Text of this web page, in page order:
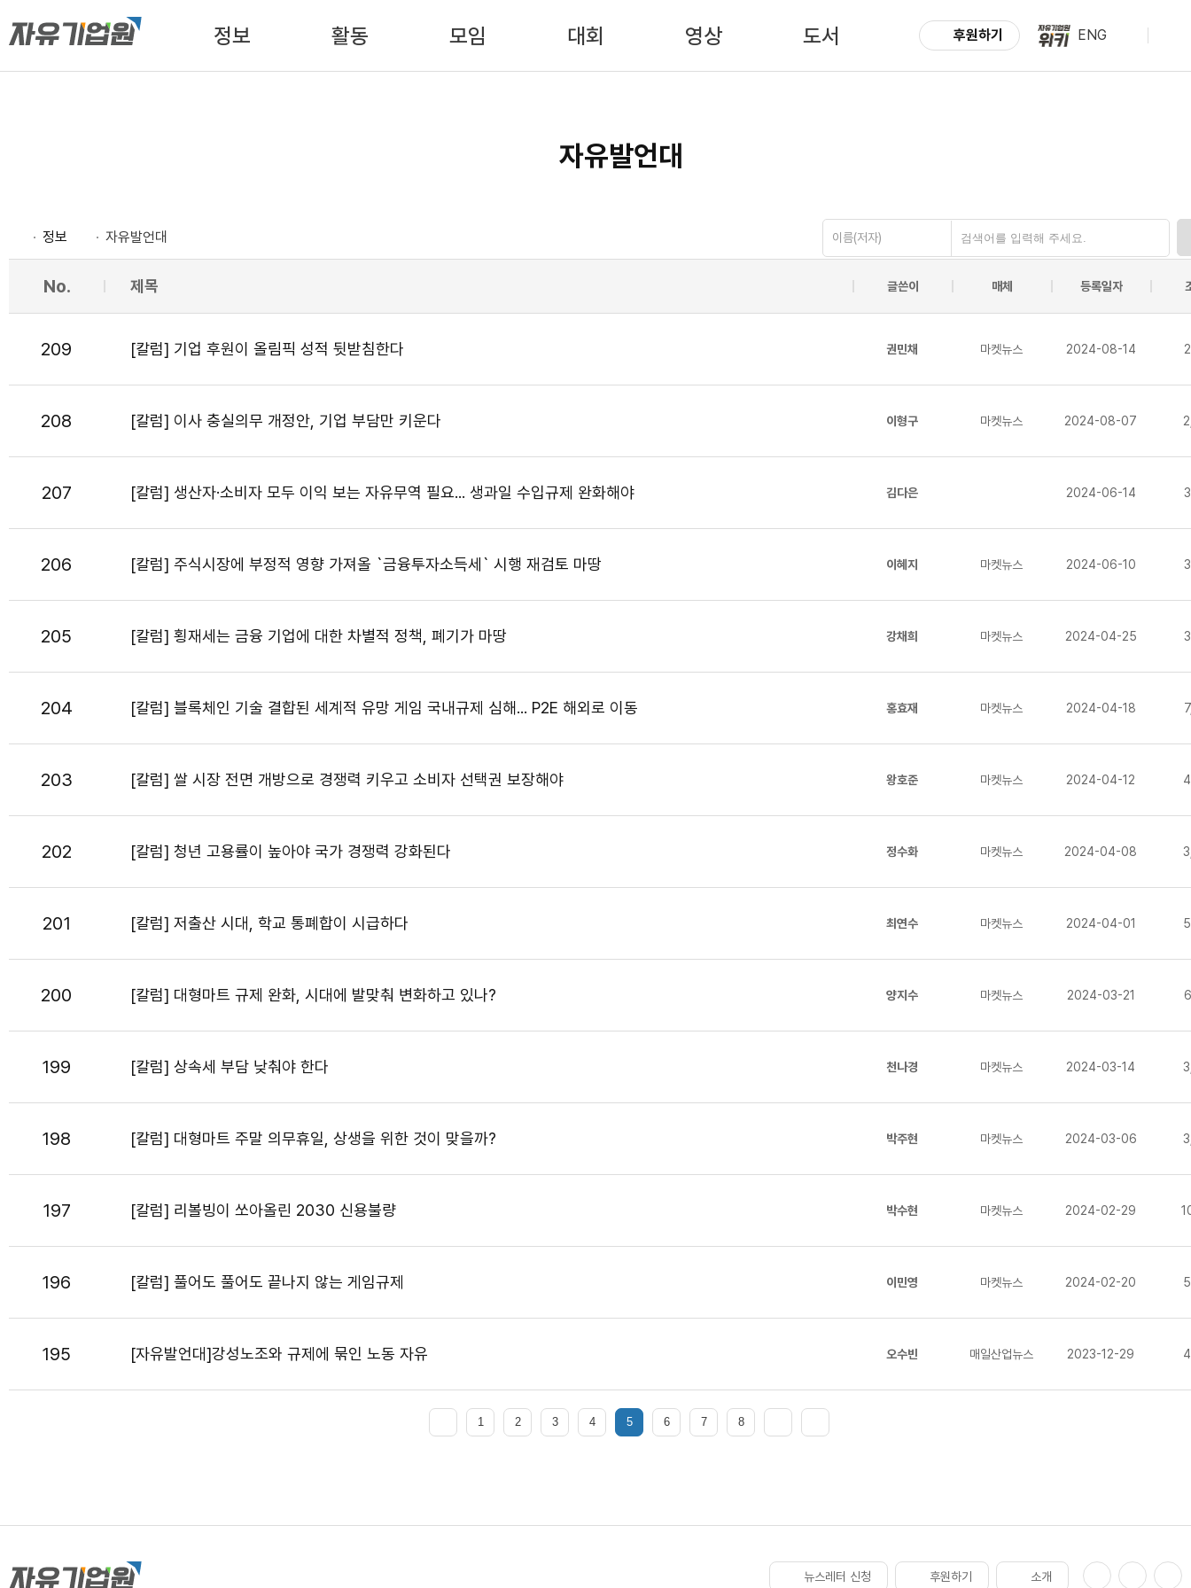
정보 활동 모임 대회 영상 도서 후원하기 ENG
자유발언대
정보 자유발언대 이름(저자)
No. 제목 글쓴이 매체 등록일자
209 [칼럼] 기업 후원이 올림픽 성적 뒷받침한다 권민채 마켓뉴스 2024-08-14
208 [칼럼] 이사 충실의무 개정안, 기업 부담만 키운다 이형구 마켓뉴스 2024-08-07
207 [칼럼] 생산자·소비자 모두 이익 보는 자유무역 필요... 생과일 수입규제 완화해야 김다은 2024-06-14
206 [칼럼] 주식시장에 부정적 영향 가져올 `금융투자소득세` 시행 재검토 마땅 이혜지 마켓뉴스 2024-06-10
205 [칼럼] 횡재세는 금융 기업에 대한 차별적 정책, 폐기가 마땅 강채희 마켓뉴스 2024-04-25
204 [칼럼] 블록체인 기술 결합된 세계적 유망 게임 국내규제 심해... P2E 해외로 이동 홍효재 마켓뉴스 2024-04-18
203 [칼럼] 쌀 시장 전면 개방으로 경쟁력 키우고 소비자 선택권 보장해야 왕호준 마켓뉴스 2024-04-12
202 [칼럼] 청년 고용률이 높아야 국가 경쟁력 강화된다 정수화 마켓뉴스 2024-04-08
201 [칼럼] 저출산 시대, 학교 통폐합이 시급하다 최연수 마켓뉴스 2024-04-01
200 [칼럼] 대형마트 규제 완화, 시대에 발맞춰 변화하고 있나? 양지수 마켓뉴스 2024-03-21
199 [칼럼] 상속세 부담 낮춰야 한다 천나경 마켓뉴스 2024-03-14
198 [칼럼] 대형마트 주말 의무휴일, 상생을 위한 것이 맞을까? 박주현 마켓뉴스 2024-03-06
197 [칼럼] 리볼빙이 쏘아올린 2030 신용불량 박수현 마켓뉴스 2024-02-29
196 [칼럼] 풀어도 풀어도 끝나지 않는 게임규제 이민영 마켓뉴스 2024-02-20
195 [자유발언대]강성노조와 규제에 묶인 노동 자유 오수빈 매일산업뉴스 2023-12-29
1 2 3 4 5 6 7 8
뉴스레터 신청 후원하기 소개